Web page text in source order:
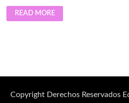
CONFIGURACIÓN
COMPETITIVA
DEL
READ MORE
Copyright Derechos Reservados